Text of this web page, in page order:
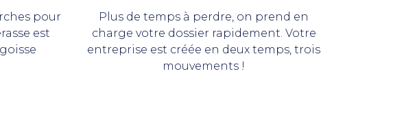
pour
est
Plus de temps à perdre, on prend en
charge votre dossier rapidement. Votre
entreprise est créée en deux temps, trois
mouvements !